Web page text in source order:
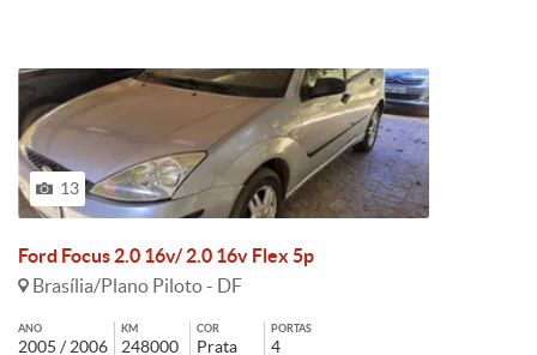
13
Ford Focus 2.0 16v/ 2.0 16v Flex 5p
Brasília/Plano Piloto - DF
ANO
2005 / 2006
KM
248000
COR
Prata
PORTAS
4